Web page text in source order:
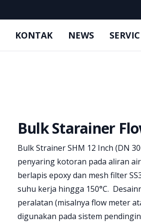
KONTAK NEWS
Bulk Starainer
Product information
Bulk Strainer SHM 12 Inch (DN
penyaring kotoran pada aliran
berlapis epoxy dan mesh filter
suhu kerja hingga 150°C.
peralatan (misalnya flow meter
digunakan pada sistem